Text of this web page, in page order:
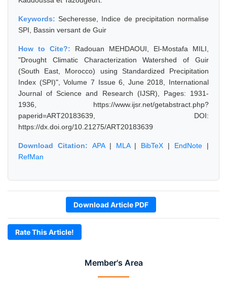
Member's Area
Keywords:Secheresse, Indice de precipitation normalise
SPI, Bassin versant de Guir
How to Cite?: Radouan MEHDAOUI, El-Mostafa MILI,
"Drought Climatic Characterization Watershed of Guir
(South East, Morocco) using Standardized Precipitation
Index (SPI)", Volume 7 Issue 6, June 2018, International
Journal of Science and Research (IJSR), Pages: 1931-
1936, https://www.ijsr.net/getabstract.php?
paperid=ART20183639, DOI:
https://dx.doi.org/10.21275/ART20183639
Download Citation: APA| MLA| BibTeX | EndNote |
RefMan
Download Article PDF
Rate This Article!